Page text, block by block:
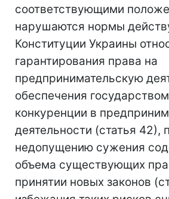
соответствующими
нарушаются нормы
Конституции Украины
гарантирования права на
предпринимательскую
обеспечения
конкуренции в
деятельности (статья 42),
недопущению сужения
объема существующих
принятии новых законов